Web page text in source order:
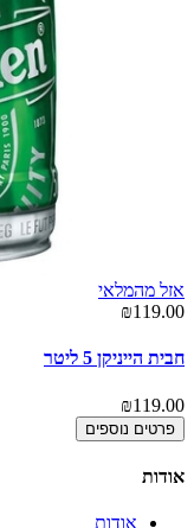
אזל מהמלאי
₪119.00
חבית הייניקן 5 ליטר
₪119.00
פרטים נוספים
אודות
אודות